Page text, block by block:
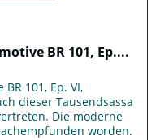
BR 101, Ep....
101, Ep. VI,
dieser Tausendsassa
Die moderne
worden.